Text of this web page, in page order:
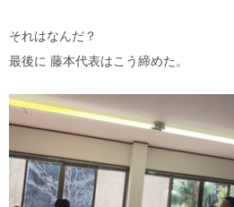
それはなんだ？
最後に 藤本代表はこう締めた。